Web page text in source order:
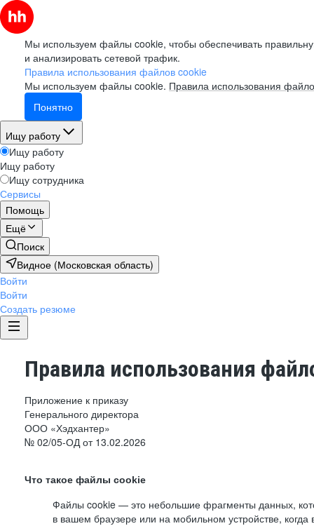
Мы используем файлы cookie, чтобы обеспечивать
и анализировать сетевой трафик.
Правила использования файлов cookie
Мы используем файлы cookie. Правила использования
Понятно
Ищу работу
Ищу работу
Ищу работу
Ищу сотрудника
Сервисы
Помощь
Ещё
Поиск
Видное (Московская область)
Войти
Войти
Создать резюме
Правила использования
Приложение к приказу
Генерального директора
ООО «Хэдхантер»
№ 02/05-ОД от 13.02.2026
Что такое файлы cookie
Файлы cookie — это небольшие фрагменты данных,
в вашем браузере или на мобильном устройстве,